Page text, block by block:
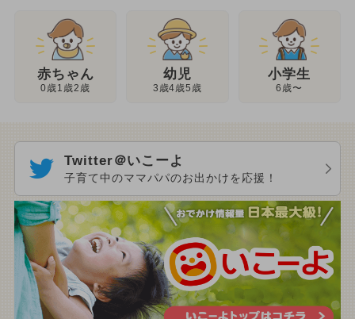
赤ちゃん
0歳1歳2歳
幼児
3歳4歳5歳
小学生
6歳〜
Twitter＠いこーよ
子育て中のママパパのお出かけを応援！